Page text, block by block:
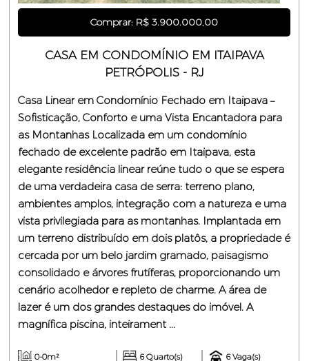
Comprar: R$ 3.900.000,00
CASA EM CONDOMÍNIO EM ITAIPAVA
PETRÓPOLIS - RJ
Casa Linear em Condomínio Fechado em Itaipava –
Sofisticação, Conforto e uma Vista Encantadora para
as Montanhas Localizada em um condomínio
fechado de excelente padrão em Itaipava, esta
elegante residência linear reúne tudo o que se espera
de uma verdadeira casa de serra: terreno plano,
ambientes amplos, integração com a natureza e uma
vista privilegiada para as montanhas. Implantada em
um terreno distribuído em dois platôs, a propriedade é
cercada por um belo jardim gramado, paisagismo
consolidado e árvores frutíferas, proporcionando um
cenário acolhedor e repleto de charme. A área de
lazer é um dos grandes destaques do imóvel. A
magnífica piscina, inteirament ...
0-0m² 6 Quarto(s) 6 Vaga(s)